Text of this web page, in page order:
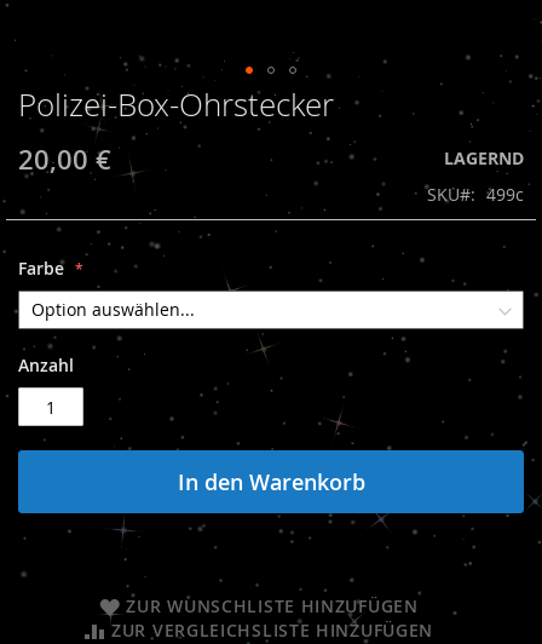
Zum
Anfang
der
Bildergalerie
springen
Polizei-Box-Ohrstecker
20,00 €
LAGERND
SKU
499c
Farbe
Anzahl
In den Warenkorb
ZUR WUNSCHLISTE HINZUFÜGEN
ZUR VERGLEICHSLISTE HINZUFÜGEN